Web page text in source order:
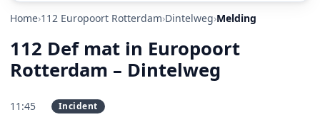
Home 112 Europoort Rotterdam Dintelweg Melding
112 Def mat in Europoort
Rotterdam – Dintelweg
11:45 Incident